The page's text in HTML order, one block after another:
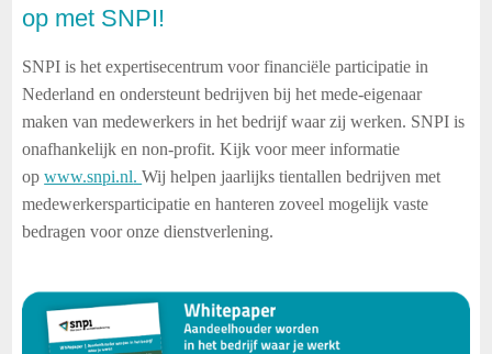
op met SNPI!
SNPI is het expertisecentrum voor financiële participatie in
Nederland en ondersteunt bedrijven bij het mede-eigenaar
maken van medewerkers in het bedrijf waar zij werken. SNPI is
onafhankelijk en non-profit. Kijk voor meer informatie
op www.snpi.nl.Wij helpen jaarlijks tientallen bedrijven met
medewerkersparticipatie en hanteren zoveel mogelijk vaste
bedragen voor onze dienstverlening.